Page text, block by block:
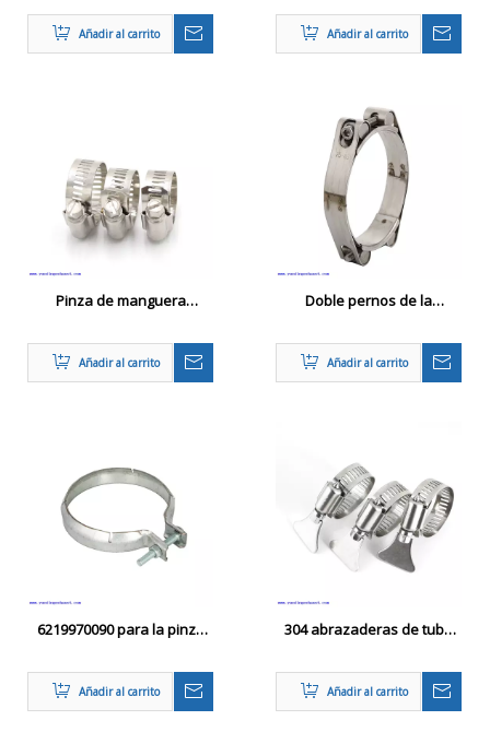
inoxidable de liberación
rápida
Añadir al carrito Añadir al carrito
Pinza de manguera
metal
Añadir al carrito
Doble pernos de la
de servicio pesado
Añadir al carrito
6219970090 para la pinza
Añadir al carrito
304 abrazaderas de tubo
acero inoxidable de acero
inoxidable abrazaderas de
manguera de engranaje de
Añadir al carrito